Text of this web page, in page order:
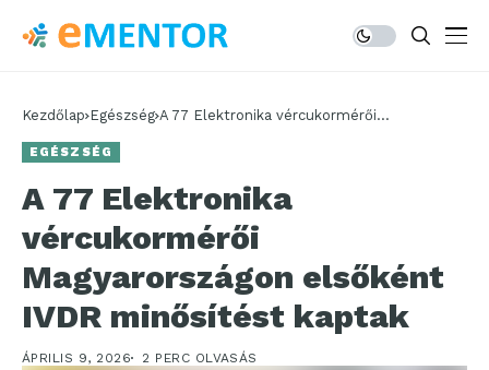
Kezdőlap Egészség A 77 Elektronika vércukormérői
EGÉSZSÉG
A 77 Elektronika
vércukormérői
Magyarországon elsőként
IVDR minősítést kaptak
ÁPRILIS 9, 2026 2 PERC OLVASÁS